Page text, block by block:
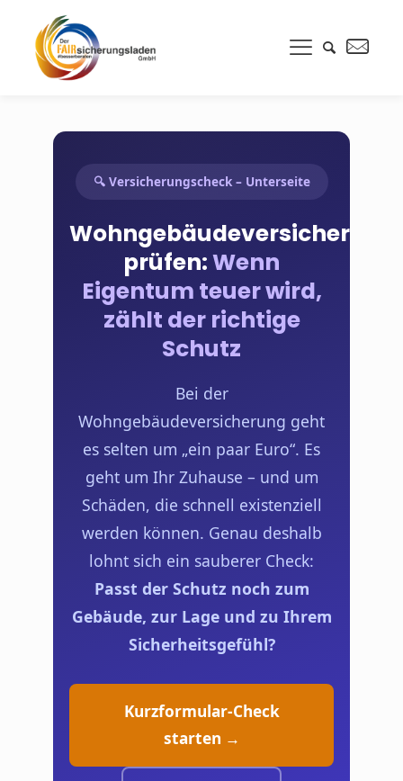
🔍 Versicherungscheck – Unterseite
Wohngebäudeversicherung
prüfen:Wenn
Eigentum teuer wird,
zählt der richtige
Schutz
Bei der
Wohngebäudeversicherung geht
es selten um „ein paar Euro“. Es
geht um Ihr Zuhause – und um
Schäden, die schnell existenziell
werden können. Genau deshalb
lohnt sich ein sauberer Check:
Passt der Schutz noch zum
Gebäude, zur Lage und zu Ihrem
Sicherheitsgefühl?
Kurzformular-Check
starten →